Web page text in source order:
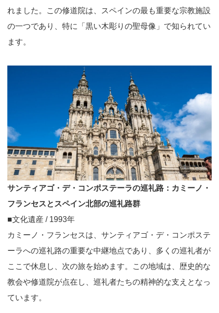
れました。この修道院は、スペインの最も重要な宗教施設
の一つであり、特に「黒い木彫りの聖母像」で知られてい
ます。
サンティアゴ・デ・コンポステーラの巡礼路：カミーノ・
フランセスとスペイン北部の巡礼路群
■文化遺産 / 1993年
カミーノ・フランセスは、サンティアゴ・デ・コンポステ
ーラへの巡礼路の重要な中継地点であり、多くの巡礼者が
ここで休息し、次の旅を始めます。この地域は、歴史的な
教会や修道院が点在し、巡礼者たちの精神的な支えとなっ
ています。